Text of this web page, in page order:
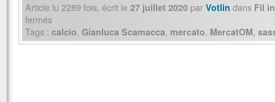
Article lu 2289 fois, écrit le 27 juillet 2020 par Votlin dans Fil
fermés
Tags : calcio, Gianluca Scamacca, mercato, MercatOM,